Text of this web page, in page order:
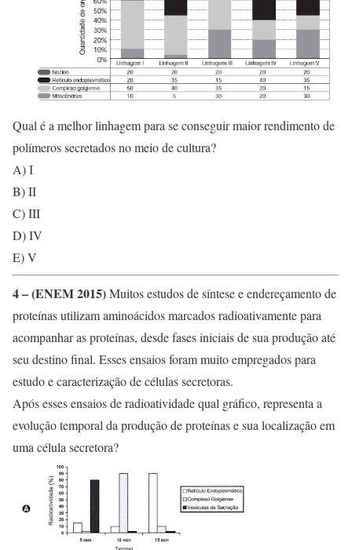
Qual é a melhor linhagem para se conseguir maior rendimento de
polímeros secretados no meio de cultura?
A) I
B) II
C) III
D) IV
E) V
4 – (ENEM 2015)Muitos estudos de síntese e endereçamento de
proteínas utilizam aminoácidos marcados radioativamente para
acompanhar as proteínas, desde fases iniciais de sua produção até
seu destino final. Esses ensaios foram muito empregados para
estudo e caracterização de células secretoras.
Após esses ensaios de radioatividade qual gráfico, representa a
evolução temporal da produção de proteínas e sua localização em
uma célula secretora?